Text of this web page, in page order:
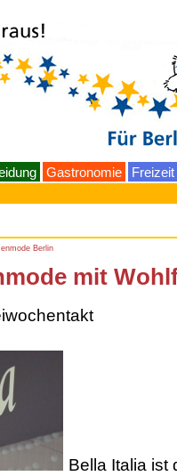
Gastronomie Freizeit
Berlin
mit
Bella Italia ist